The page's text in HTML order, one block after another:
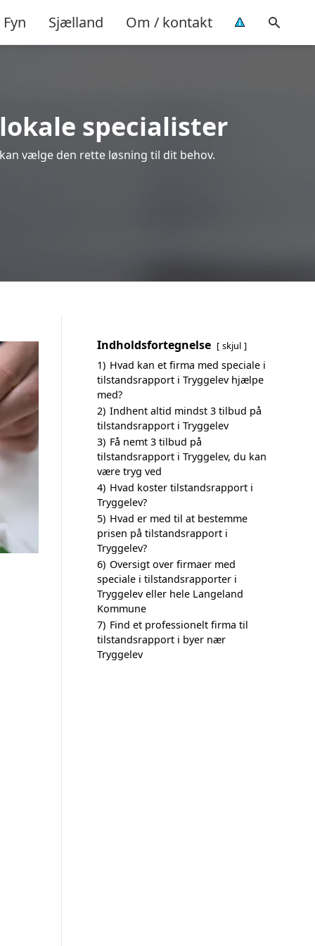
Fyn Sjælland Om / kontakt
specialister
vælge den rette løsning til dit behov.
Indholdsfortegnelse skjul
1) Hvad kan et firma med speciale i
tilstandsrapport i Tryggelev hjælpe
med?
2) Indhent altid mindst 3 tilbud på
tilstandsrapport i Tryggelev
3) Få nemt 3 tilbud på
tilstandsrapport i Tryggelev, du kan
være tryg ved
4) Hvad koster tilstandsrapport i
Tryggelev?
5) Hvad er med til at bestemme
prisen på tilstandsrapport i
Tryggelev?
6) Oversigt over firmaer med
speciale i tilstandsrapporter i
Tryggelev eller hele Langeland
Kommune
7) Find et professionelt firma til
tilstandsrapport i byer nær
Tryggelev